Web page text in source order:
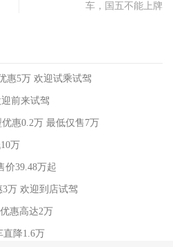
车，国五不能上牌
惠5万 欢迎试乘试驾
前来试驾
惠0.2万 最低仅售7万
万
价39.48万起
万 欢迎到店试驾
惠高达2万
直降1.6万